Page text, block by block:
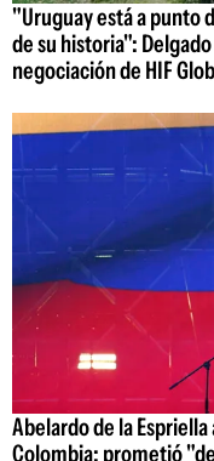
"Uruguay está a punto
de su historia":
negociación de HIF
Abelardo de la
Colombia: prometió